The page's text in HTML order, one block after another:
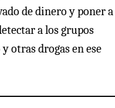
de dinero y poner a
a los grupos
otras drogas en ese